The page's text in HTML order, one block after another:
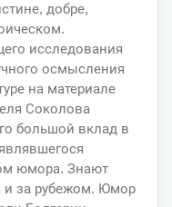
добре,
исследования
осмысления
на материале
Соколова
большой вклад в
юмора. Знают
и за рубежом. Юмор